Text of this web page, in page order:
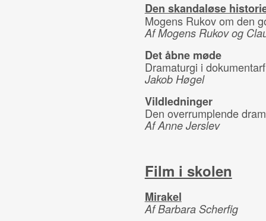
Den skandaløse
Mogens Rukov om den
Af Mogens Rukov og
Det åbne møde
Dramaturgi i
Jakob Høgel
Vildledninger
Den overrumplende
Af Anne Jerslev
Film i skolen
Mirakel
Af Barbara Scherfig